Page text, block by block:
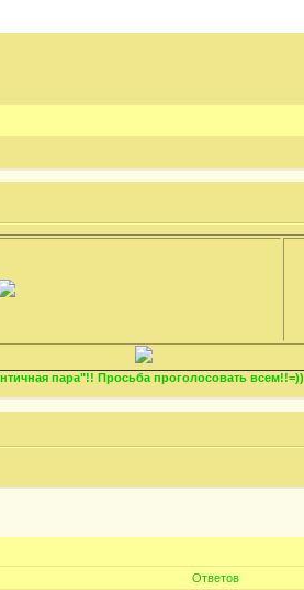
пара"!! Просьба проголосовать всем!!=))
Ответов